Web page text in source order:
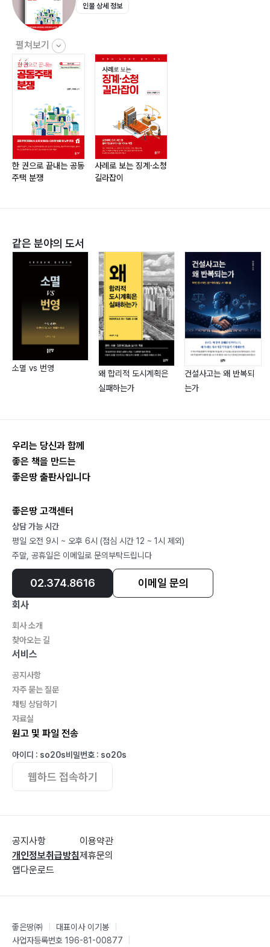
13. 경찰공무원의 개인정보의 사적 조회와 징계72
14. 시간외근무 허위기재 및 수당 부당수령과 징계81
15. 사립학교 교원의 신규임용 취소통지와 소청86
16. 세무공무원의 승진 축하 명목 금품수수92
17. 비위행위에 대한 징계 전 퇴직 후 재임용된 공무원에
대한 징계98
18. 군무원의 품위유지의무 위반 징계102
19. 소방공무원의 신체장애와 직권면직108
20. 학교법인의 교원에 대한 타 학교 전보처분113
21. 소명기회를 부여하지 않은 징계처분의 정당성119
22. 징계처분에 대한 노동조합의 참여권 보장129
26. 사업장 내 휴게시간 중 도박행위에 대한 징계처분의
정당성153
27. 사생활 비행에 관한 징계의 정당성161
28. 경업피지??·??겸직금지의무 위반에 대한 징계의 정
당성165
29. 전근 등 인사명령에 불응한 결근169
30. 무단결근을 이유로 한 징계해고의 정당성174
31. 근로면제시간 사용이 종료된 노조전임자의 장기간 무
34. 대표이사 고발, 회사에 대한 비방 등을 이유로 한 징
계해고의 정당성195
35. 불륜의 징계사유 해당성200
내자료 제출의 문제205
37. 사업장 밖에서 발생한 폭행에 대한 징계209
38. 직장 내 성희롱과 징계214
39. 직장 내 괴롭힘을 이유로 한 징계처분의 가능219
40. 조합활동과 징계의 정당성 - 유인물 배포를 원인으로
한 징계224
인물 상세 정보
펼쳐보기
한 권으로 끝내는 공동
주택 분쟁
사례로 보는 징계·소청
길라잡이
같은 분야의 도서
소멸 vs 번영
왜 합리적 도시계획은
실패하는가
건설사고는 왜 반복되
는가
우리는 당신과 함께
좋은 책을 만드는
좋은땅 출판사입니다
좋은땅 고객센터
상담 가능 시간
평일 오전 9시 ~ 오후 6시 (점심 시간 12 ~ 1시 제외)
주말, 공휴일은 이메일로 문의부탁드립니다
02.374.8616 이메일 문의
회사
회사 소개
찾아오는 길
서비스
공지사항
자주 묻는 질문
채팅 상담하기
자료실
원고 및 파일 전송
아이디 : so20s비밀번호 : so20s
웹하드 접속하기
공지사항
개인정보취급방침
앱다운로드
이용약관
제휴문의
좋은땅㈜ 대표이사 이기봉
사업자등록번호 196-81-00877